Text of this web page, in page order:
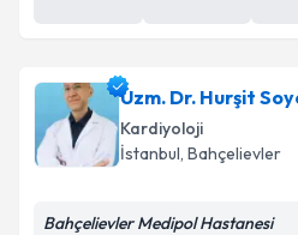
Uzm. Dr. Hurşit
Kardiyoloji
İstanbul, Bahçelievler
Bahçelievler Medipol Hastanesi